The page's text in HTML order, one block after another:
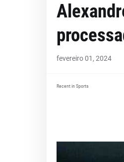
fevereiro 01, 2024
Recent in Sports